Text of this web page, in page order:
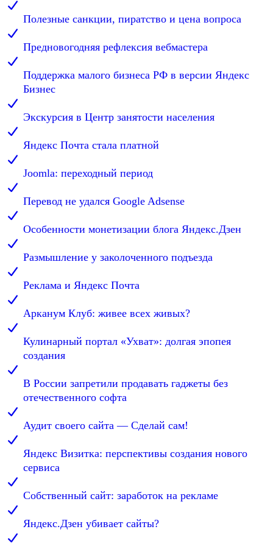
Полезные санкции, пиратство и цена вопроса
Предновогодняя рефлексия вебмастера
Поддержка малого бизнеса РФ в версии Яндекс
Бизнес
Экскурсия в Центр занятости населения
Яндекс Почта стала платной
Joomla: переходный период
Перевод не удался Google Adsense
Особенности монетизации блога Яндекс.Дзен
Размышление у заколоченного подъезда
Реклама и Яндекс Почта
Арканум Клуб: живее всех живых?
Кулинарный портал «Ухват»: долгая эпопея
создания
В России запретили продавать гаджеты без
отечественного софта
Аудит своего сайта — Сделай сам!
Яндекс Визитка: перспективы создания нового
сервиса
Собственный сайт: заработок на рекламе
Яндекс.Дзен убивает сайты?